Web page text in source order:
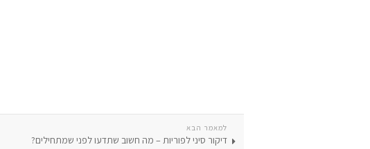
למאמר הבא
דיקור סיני לפוריות – מה חשוב שתדעו לפני שמתחילים?